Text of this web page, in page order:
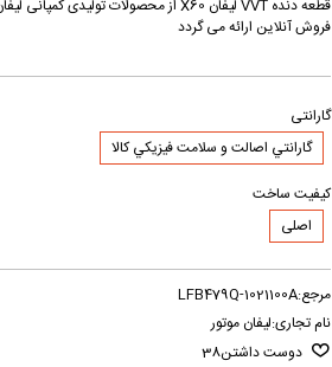
فروش آنلاین ارائه می گردد
گارانتی
گارانتي اصالت و سلامت فيزيکي کالا
کیفیت ساخت
اصلی
مرجع:LFB479Q-1021100A
نام تجاری:لیفان موتور
دوست داشتن38